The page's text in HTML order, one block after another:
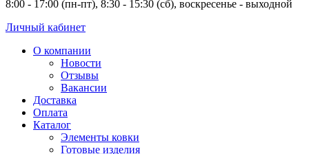
8:00 - 17:00 (пн-пт), 8:30 - 15:30 (сб), воскресенье - выходной
Личный кабинет
О компании
Новости
Отзывы
Вакансии
Доставка
Оплата
Каталог
Элементы ковки
Готовые изделия